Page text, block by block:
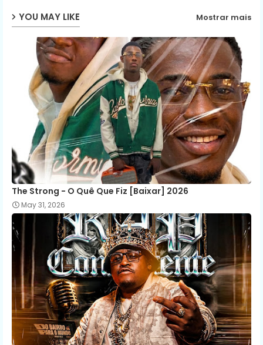
YOU MAY LIKE Mostrar mais
The Strong - O Quê Que Fiz [Baixar] 2026
May 31, 2026